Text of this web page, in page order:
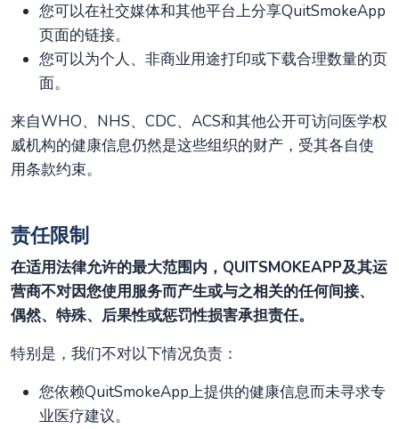
您可以在社交媒体和其他平台上分享QuitSmokeApp
页面的链接。
您可以为个人、非商业用途打印或下载合理数量的页
面。
来自WHO、NHS、CDC、ACS和其他公开可访问医学权
威机构的健康信息仍然是这些组织的财产，受其各自使
用条款约束。
责任限制
在适用法律允许的最大范围内，QUITSMOKEAPP及其运
营商不对因您使用服务而产生或与之相关的任何间接、
偶然、特殊、后果性或惩罚性损害承担责任。
特别是，我们不对以下情况负责：
您依赖QuitSmokeApp上提供的健康信息而未寻求专
业医疗建议。